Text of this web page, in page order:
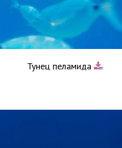
Тунец пеламида